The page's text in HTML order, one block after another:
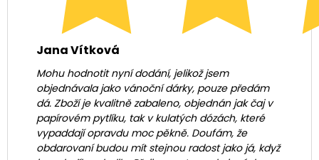
Jana Vítková
Mohu hodnotit nyní dodání, jelikož jsem
objednávala jako vánoční dárky, pouze předám
dá. Zboží je kvalitně zabaleno, objednán jak čaj v
papírovém pytlíku, tak v kulatých dózách, které
vypaddají opravdu moc pěkně. Doufám, že
obdarovaní budou mít stejnou radost jako já, když